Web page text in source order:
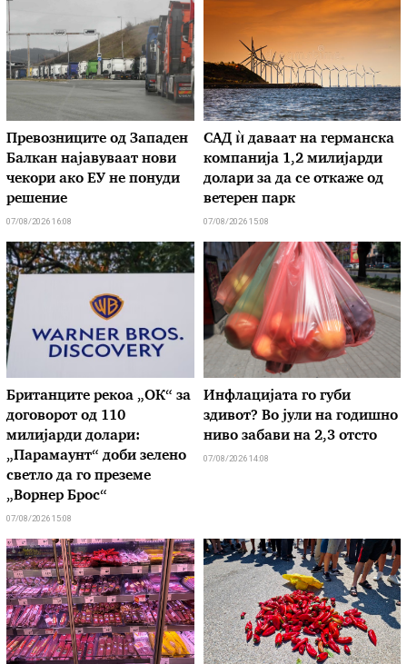
Превозниците од Западен
Балкан најавуваат нови
чекори ако ЕУ не понуди
решение
07/08/2026 16:08
САД ѝ даваат на германска
компанија 1,2 милијарди
долари за да се откаже од
ветерен парк
07/08/2026 15:08
Британците рекоа „ОК“ за
договорот од 110
милијарди долари:
„Парамаунт“ доби зелено
светло да го преземе
„Ворнер Брос“
07/08/2026 15:08
Инфлацијата го губи
здивот? Во јули на годишно
ниво забави на 2,3 отсто
07/08/2026 14:08